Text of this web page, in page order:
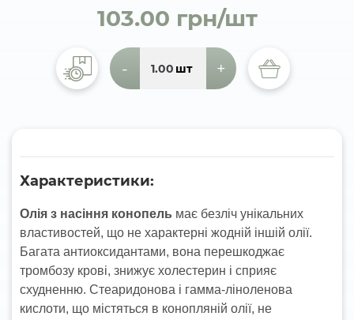
103.00 грн/шт
- шт +
Характеристики:
Олія з насіння конопель має безліч унікальних
властивостей, що не характерні жодній іншій олії.
Багата антиоксидантами, вона перешкоджає
тромбозу крові, знижує холестерин і сприяє
схудненню. Стеаридонова і гамма-ліноленова
кислоти, що містяться в конопляній олії, не